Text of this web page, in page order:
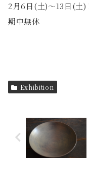
2月6日(土)～13日(
期中無休
Exhibition